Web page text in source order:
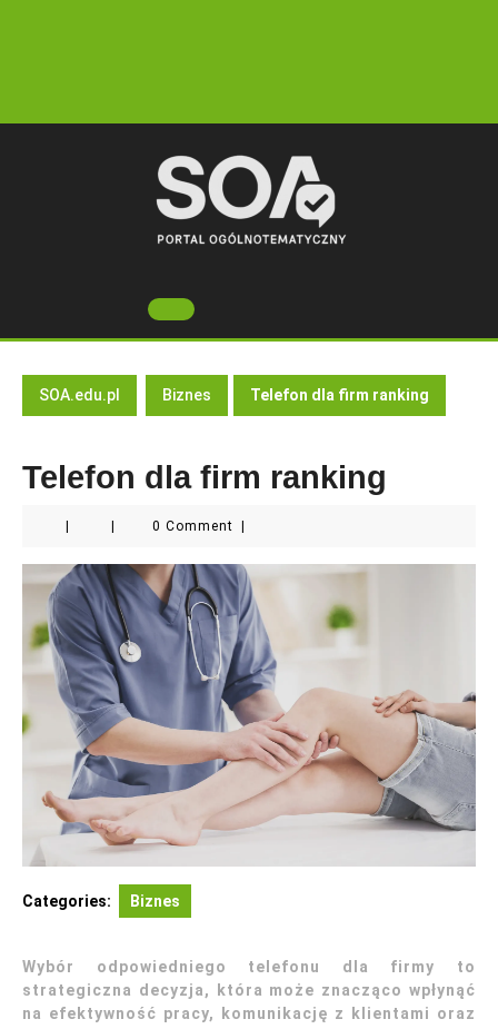
Open
Button
SOA.edu.pl Biznes Telefon dla firm ranking
Telefon dla firm ranking
0 Comment
Categories: Biznes
Wybór odpowiedniego telefonu dla firmy to
strategiczna decyzja, która może znacząco wpłynąć
na efektywność pracy, komunikację z klientami oraz